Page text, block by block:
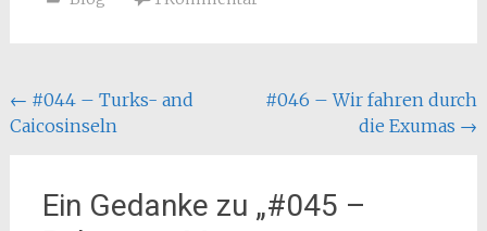
Beitragsnavigation
← #044 – Turks- and
Caicosinseln
#046 – Wir fahren durch
die Exumas →
Ein Gedanke zu „#045 –